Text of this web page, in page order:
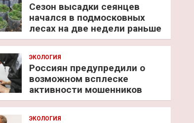
Сезон высадки сеянцев
начался в подмосковных
лесах на две недели раньше
ЭКОЛОГИЯ
Россиян предупредили о
возможном всплеске
активности мошенников
ЭКОЛОГИЯ